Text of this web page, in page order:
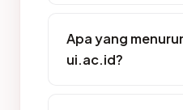
Apa yang
ui.ac.id?